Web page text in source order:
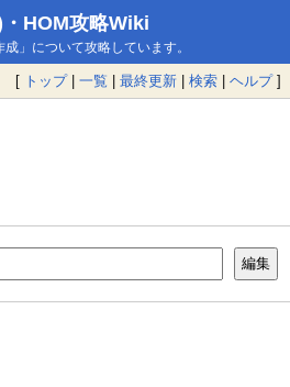
HOM攻略Wiki
」について攻略しています。
[ トップ| 一覧 | 最終更新 | 検索 | ヘルプ]